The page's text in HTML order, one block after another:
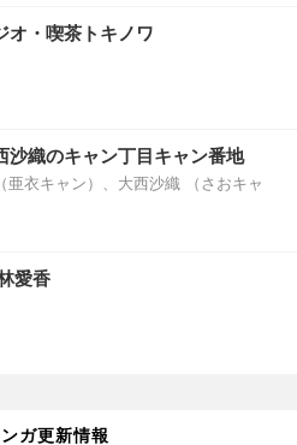
オ・喫茶トキノワ
沙織のキャン丁目キャン番地
亜衣キャン）、大西沙織 （さおキャ
愛香
ガ更新情報